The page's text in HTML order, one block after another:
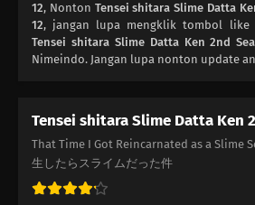
03 Paradise, Once More
02 Trade with the Animal Kingdom
12, Nonton Tensei shitara Slime Datta
12, jangan lupa mengklik tombol like
Tensei shitara Slime Datta Ken 2nd
Nimeindo. Jangan lupa nonton update
Tensei shitara Slime Datta Ken
That Time I Got Reincarnated as a Slime
生したらスライムだった件